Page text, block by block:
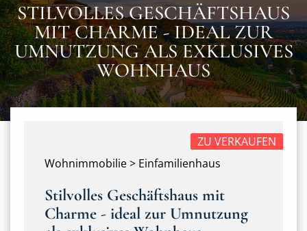
STILVOLLES GESCHÄFTSHAUS
MIT CHARME - IDEAL ZUR
UMNUTZUNG ALS EXKLUSIVES
WOHNHAUS
Wohnimmobilie > Einfamilienhaus
ZU VERKAUFEN
Stilvolles Geschäftshaus mit
Charme - ideal zur Umnutzung